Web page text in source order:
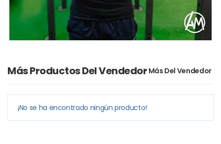
Más Productos Del Vendedor
¡No se ha encontrado ningún producto!